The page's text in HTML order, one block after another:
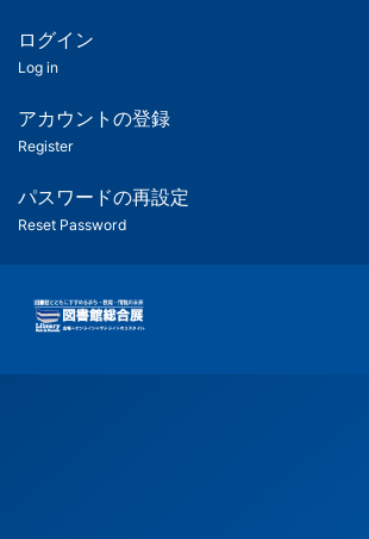
ツ
匿
名
ユ
ー
ー
用
メ
ー
ログイン
Log in
アカウントの登録
Register
パスワードの再設定
Reset Password